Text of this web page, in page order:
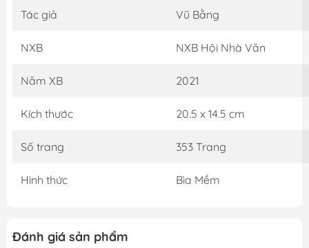
Tác giả Vũ Bằng
NXB NXB Hội Nhà Văn
Năm XB 2021
Kích thước 20.5 x 14.5 cm
Số trang 353 Trang
Hình thức Bìa Mềm
Đánh giá sản phẩm